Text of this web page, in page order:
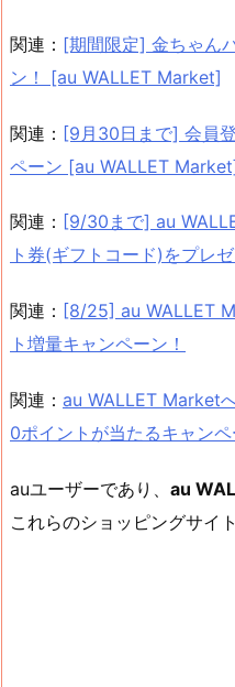
関連： [期間限定] 金ちゃん
ン！ [au WALLET Market]
関連： [9月30日まで] 会員
ペーン [au WALLET
関連： [9/30まで] au
ト券(ギフトコード)をプレゼ
関連： [8/25] au WALLET
ト増量キャンペーン！
関連： au WALLET Market
0ポイントが当たるキャンペ
auユーザーであり、 au
これらのショッピングサイ